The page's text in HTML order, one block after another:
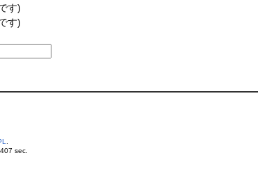
す)
す)
.
sec.